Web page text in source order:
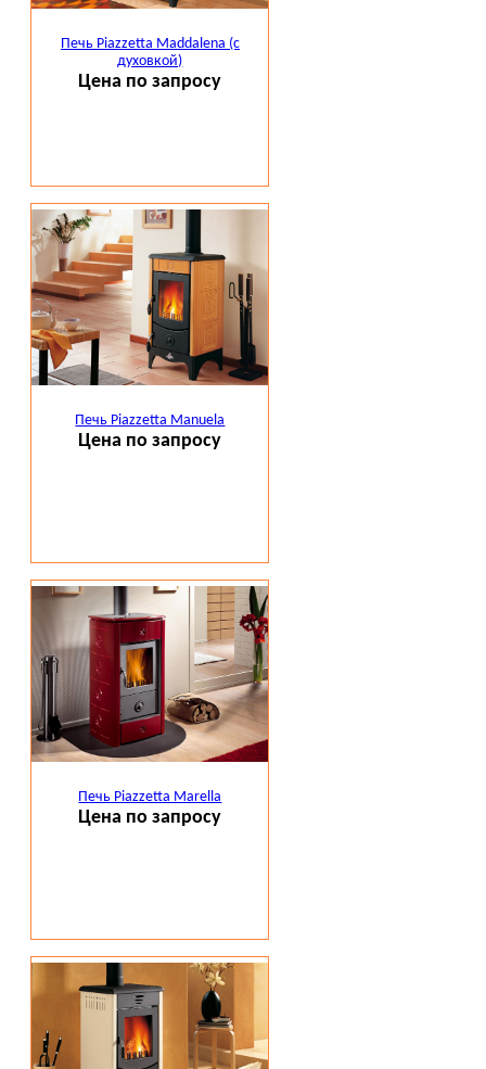
Печь Piazzetta Maddalena (с
духовкой)
Цена по запросу
Печь Piazzetta Manuela
Цена по запросу
Печь Piazzetta Marella
Цена по запросу